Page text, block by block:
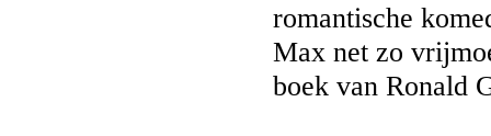
romantische
Max net zo
boek van Ronald